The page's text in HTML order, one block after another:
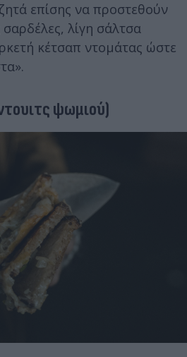
επίσης να προστεθούν
λίγη σάλτσα
κέτσαπ ντομάτας ώστε
ψωμιού)